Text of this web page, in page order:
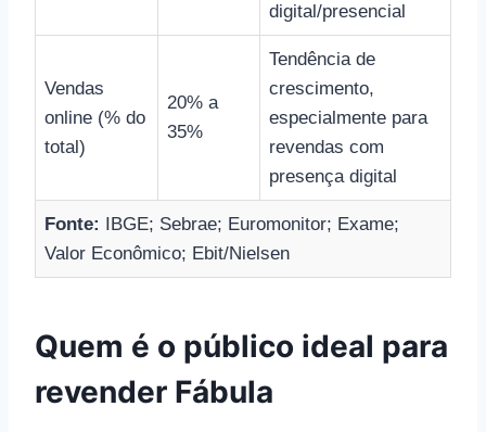
digital/presencial
Vendas
online (% do
total)
20% a
35%
Tendência de
crescimento,
especialmente para
revendas com
presença digital
Fonte:
IBGE; Sebrae; Euromonitor; Exame;
Valor Econômico; Ebit/Nielsen
Quem é o público ideal para
revender Fábula